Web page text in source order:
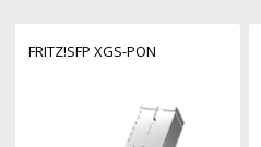
FRITZ!SFP XGS-PON